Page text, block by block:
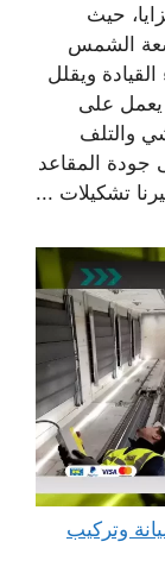
حيث
الشمس
القيادة ويقلل
يعمل على
والتلف
جودة المقاعد
تشكيلات ...
في الكويت 65542233 صيانة وتركيب